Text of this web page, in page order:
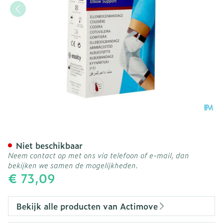
€ 73,09
Niet beschikbaar
Neem contact op met ons via telefoon of e-mail, dan
bekijken we samen de mogelijkheden.
Bekijk alle producten van Actimove